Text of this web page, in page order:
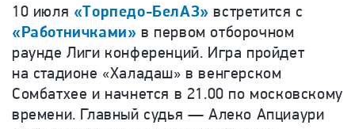
10 июля «Торпедо-БелАЗ» встретится с
«Работничками» в первом отборочном
раунде Лиги конференций. Игра пройдет
на стадионе «Халадаш» в венгерском
Сомбатхее и начнется в 21.00 по московскому
времени. Главный судья — Алеко Апциаури